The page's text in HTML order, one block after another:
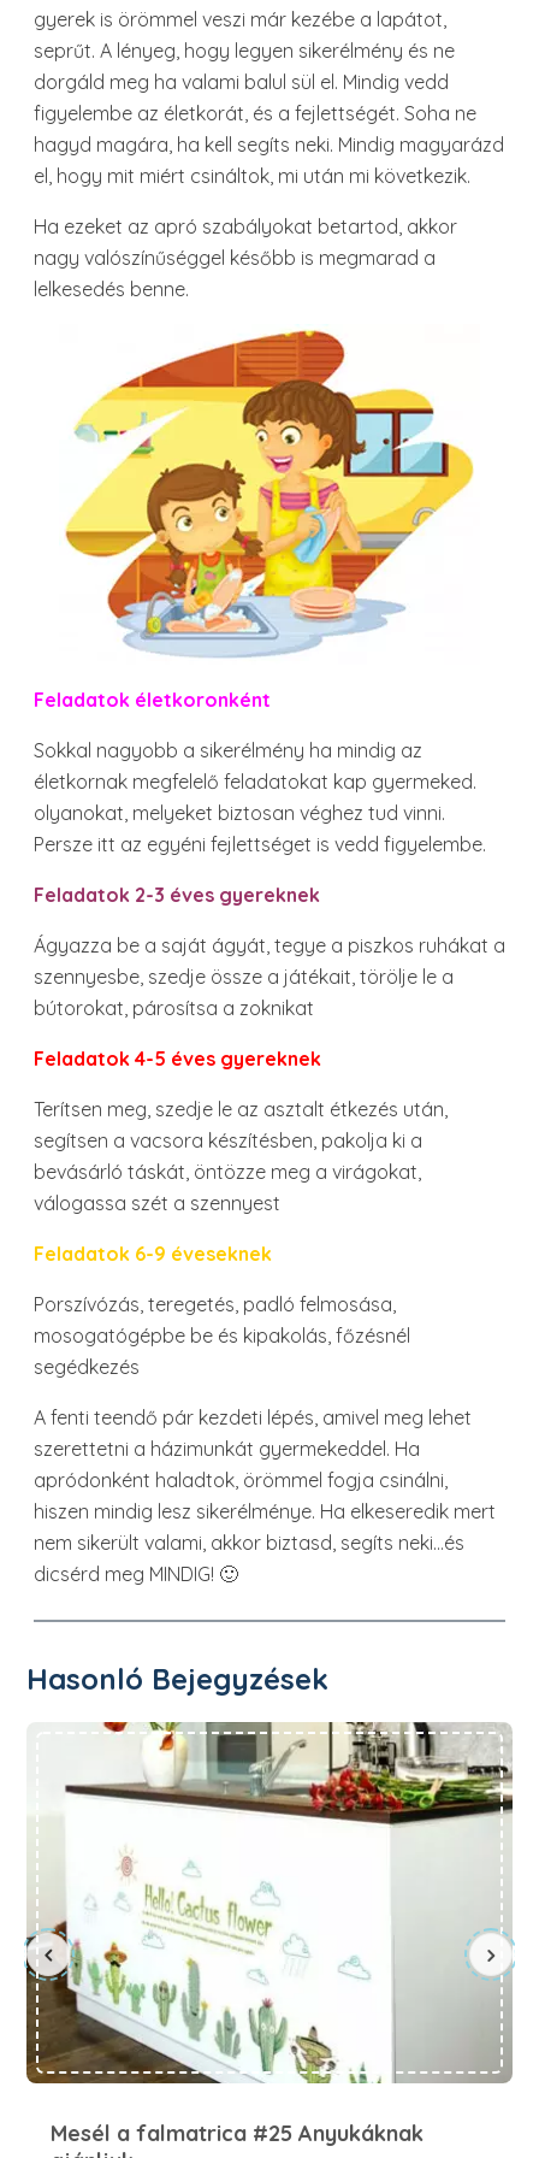
gyerek is örömmel veszi már kezébe a lapátot,
seprűt. A lényeg, hogy legyen sikerélmény és ne
dorgáld meg ha valami balul sül el. Mindig vedd
figyelembe az életkorát, és a fejlettségét. Soha ne
hagyd magára, ha kell segíts neki. Mindig magyarázd
el, hogy mit miért csináltok, mi után mi következik.
Ha ezeket az apró szabályokat betartod, akkor
nagy valószínűséggel később is megmarad a
lelkesedés benne.
Feladatok életkoronként
Sokkal nagyobb a sikerélmény ha mindig az
életkornak megfelelő feladatokat kap gyermeked.
olyanokat, melyeket biztosan véghez tud vinni.
Persze itt az egyéni fejlettséget is vedd figyelembe.
Feladatok 2-3 éves gyereknek
Ágyazza be a saját ágyát, tegye a piszkos ruhákat a
szennyesbe, szedje össze a játékait, törölje le a
bútorokat, párosítsa a zoknikat
Feladatok 4-5 éves gyereknek
Terítsen meg, szedje le az asztalt étkezés után,
segítsen a vacsora készítésben, pakolja ki a
bevásárló táskát, öntözze meg a virágokat,
válogassa szét a szennyest
Feladatok 6-9 éveseknek
Porszívózás, teregetés, padló felmosása,
mosogatógépbe be és kipakolás, főzésnél
segédkezés
A fenti teendő pár kezdeti lépés, amivel meg lehet
szerettetni a házimunkát gyermekeddel. Ha
apródonként haladtok, örömmel fogja csinálni,
hiszen mindig lesz sikerélménye. Ha elkeseredik mert
nem sikerült valami, akkor biztasd, segíts neki…és
dicsérd meg MINDIG! 🙂
Hasonló Bejegyzések
Mesél a falmatrica #25 Anyukáknak